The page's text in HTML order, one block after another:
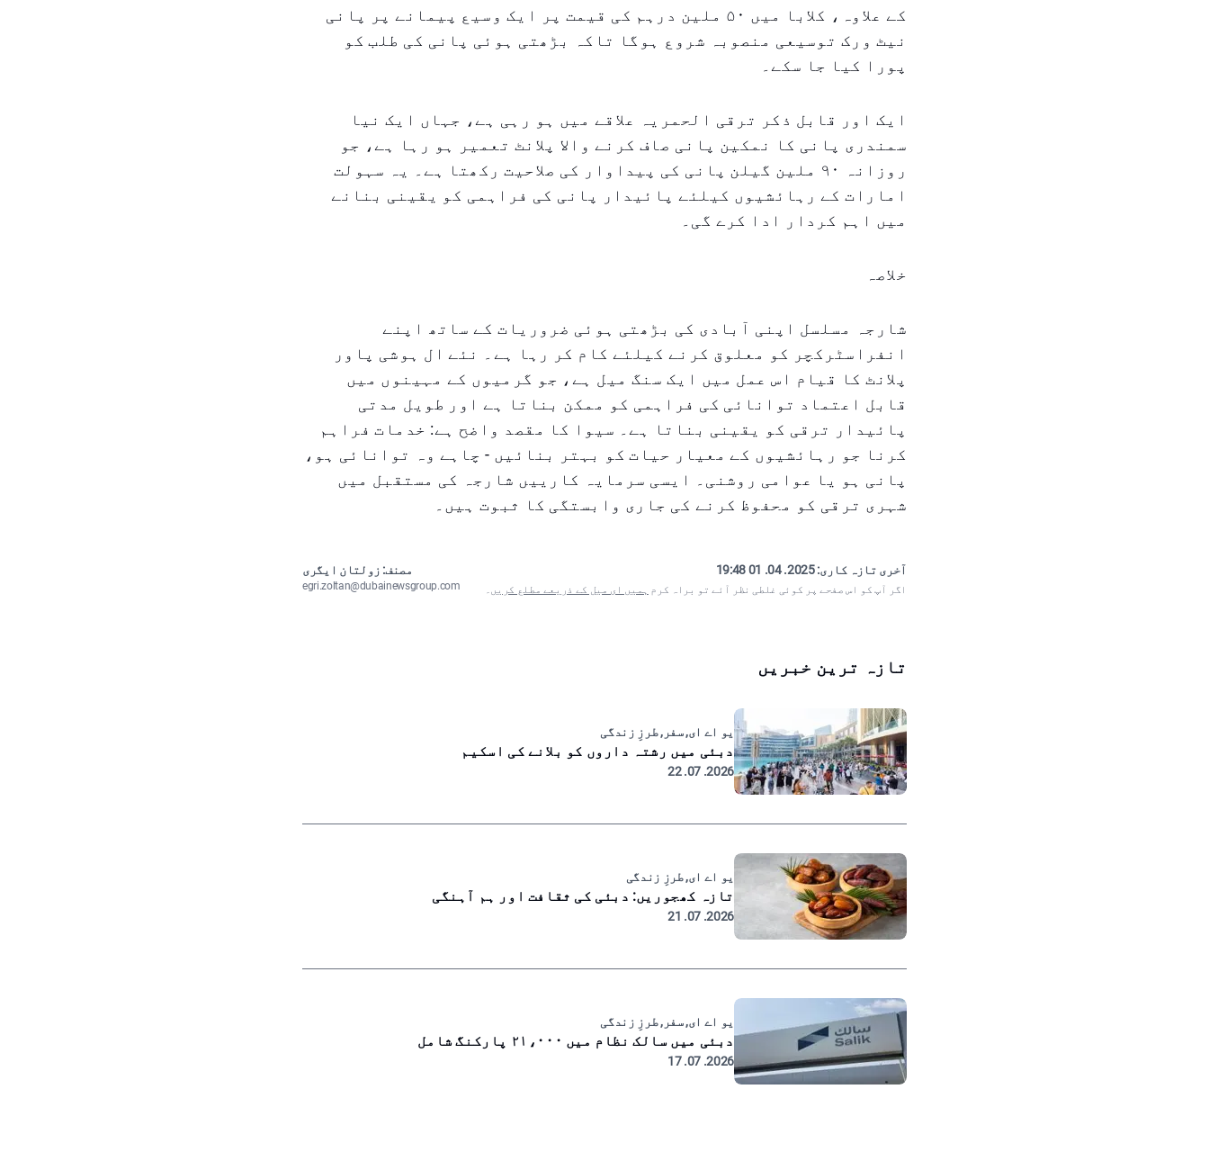
کے علاوہ، کلابا میں ۵۰ ملین درہم کی قیمت پر ایک وسیع پیمانے پر پانی
نیٹ ورک توسیعی منصوبہ شروع ہوگا تاکہ بڑھتی ہوئی پانی کی طلب کو
پورا کیا جا سکے۔
ایک اور قابل ذکر ترقی الحمریہ علاقے میں ہو رہی ہے، جہاں ایک نیا
سمندری پانی کا نمکین پانی صاف کرنے والا پلانٹ تعمیر ہو رہا ہے، جو
روزانہ ۹۰ ملین گیلن پانی کی پیداوار کی صلاحیت رکھتا ہے۔ یہ سہولت
امارات کے رہائشیوں کیلئے پائیدار پانی کی فراہمی کو یقینی بنانے
میں اہم کردار ادا کرے گی۔
خلاصہ
شارجہ مسلسل اپنی آبادی کی بڑھتی ہوئی ضروریات کے ساتھ اپنے
انفراسٹرکچر کو معلوق کرنے کیلئے کام کر رہا ہے۔ نئے ال ہوشی پاور
پلانٹ کا قیام اس عمل میں ایک سنگ میل ہے، جو گرمیوں کے مہینوں میں
قابل اعتماد توانائی کی فراہمی کو ممکن بناتا ہے اور طویل مدتی
پائیدار ترقی کو یقینی بناتا ہے۔ سیوا کا مقصد واضح ہے: خدمات فراہم
کرنا جو رہائشیوں کے معیار حیات کو بہتر بنائیں - چاہے وہ توانائی ہو،
پانی ہو یا عوامی روشنی۔ ایسی سرمایہ کارییں شارجہ کی مستقبل میں
شہری ترقی کو محفوظ کرنے کی جاری وابستگی کا ثبوت ہیں۔
آخری تازہ کاری:2025. 04. 01 19:48
اگر آپ کو اس صفحے پر کوئی غلطی نظر آئے تو براہ کرم ہمیں ای میل کے ذریعے مطلع کریں۔
مصنف: زولتان ایگری
egri.zoltan@dubainewsgroup.com
تازہ ترین خبریں
یو اے ای, سفر, طرزِ زندگی
دبئی میں رشتہ داروں کو بلانے کی اسکیم
2026. 07. 22
یو اے ای, طرزِ زندگی
تازہ کھجوریں: دبئی کی ثقافت اور ہم آہنگی
2026. 07. 21
یو اے ای, سفر, طرزِ زندگی
دبئی میں سالک نظام میں ۲۱،۰۰۰ پارکنگ شامل
2026. 07. 17